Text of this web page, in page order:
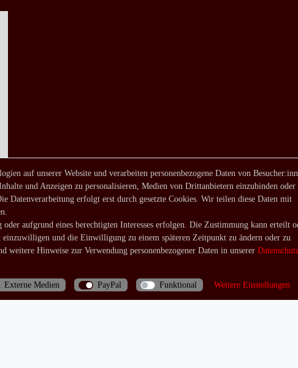
auf unserer Website und verarbeiten personenbezogene Daten von
und Anzeigen zu personalisieren, Medien von Drittanbietern einzubinden oder
Datenverarbeitung erfolgt erst durch gesetzte Cookies. Wir teilen diese Daten mit
aufgrund eines berechtigten Interesses erfolgen. Die Zustimmung kann erteilt
einzuwilligen und die Einwilligung zu einem späteren Zeitpunkt zu ändern oder zu
weitere Hinweise zur Verwendung personenbezogener Daten in unserer
Externe Medien PayPal Funktional Weitere Einstellungen